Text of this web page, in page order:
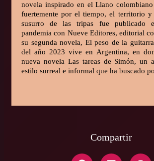
novela inspirado en el Llano
fuertemente por el tiempo, el territorio
susurro de las tripas fue publicado
pandemia con Nueve Editores, editorial
su segunda novela, El peso de la
del año 2023 vive en Argentina, en
nueva novela Las tareas de Simón, un
estilo surreal e informal que ha buscado
Compartir